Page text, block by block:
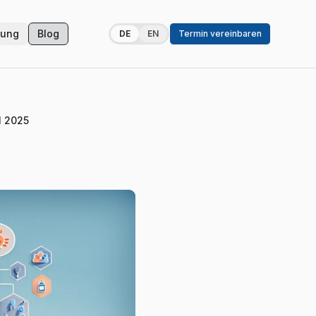
Blog DE EN Termin vereinbaren
2025